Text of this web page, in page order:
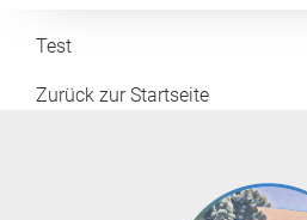
Test
Zurück zur Startseite